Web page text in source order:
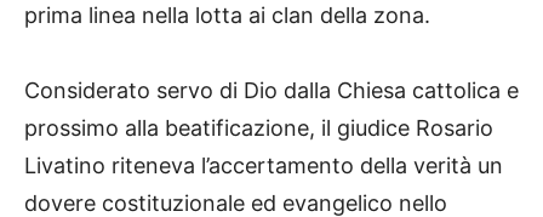
prima linea nella lotta ai clan della zona.
Considerato servo di Dio dalla Chiesa cattolica e
prossimo alla beatificazione, il giudice Rosario
Livatino riteneva l’accertamento della verità un
dovere costituzionale ed evangelico nello